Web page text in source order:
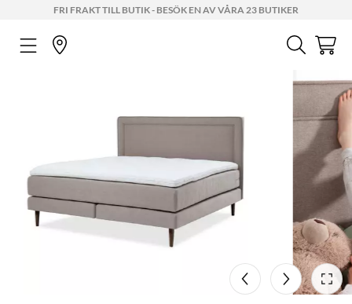
FRI FRAKT TILL BUTIK - BESÖK EN AV VÅRA 23 BUTIKER